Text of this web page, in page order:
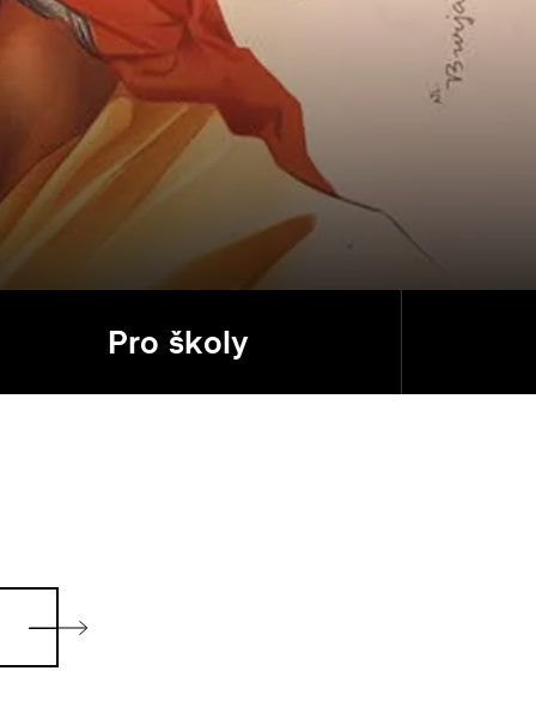
Pro školy